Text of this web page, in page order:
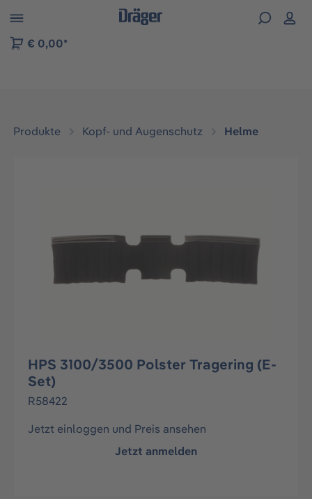
der B2B-Plattform springen
€ 0,00*
Produkte Kopf- und Augenschutz Helme
HPS 3100/3500 Polster Tragering (E-
Set)
R58422
Jetzt einloggen und Preis ansehen
Jetzt anmelden